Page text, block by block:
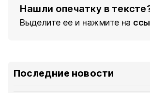
Нашли опечатку в
Выделите ее и нажмите на
Последние новости